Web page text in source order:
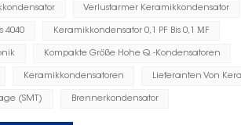
Verlustarmer Keramikkondensator
4040 Keramikkondensator 0,1 PF Bis 0,1 ΜF
Kompakte Größe Hohe Q -Kondensatoren
Keramikkondensatoren Lieferanten Von
(SMT) Brennerkondensator